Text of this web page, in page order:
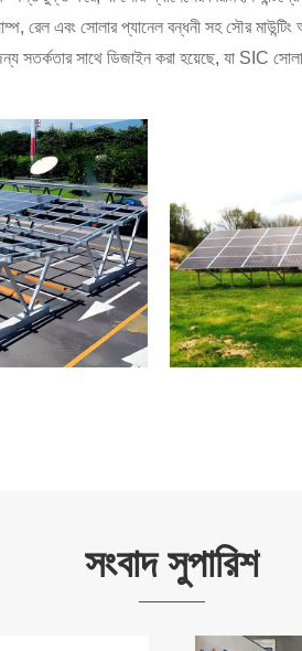
রেল এবং সোলার প্যানেল বন্ধনী সহ সৌর মাউন্টিং
সতর্কতার সাথে ডিজাইন করা হয়েছে, যা SIC
সংবাদ সুপারিশ